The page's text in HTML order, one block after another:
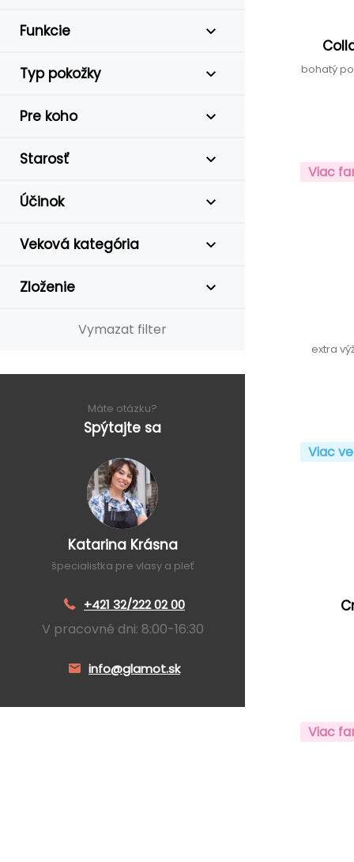
Funkcie
Typ pokožky
Pre koho
Starosť
Účinok
Veková kategória
Zloženie
Vymazat filter
Máte otázku?
Spýtajte sa
Katarina Krásna
špecialistka pre vlasy a pleť
+421 32/222 02 00
V pracovné dni: 8:00-16:30
info@glamot.sk
bohatý
Viac
extra
Viac
Viac